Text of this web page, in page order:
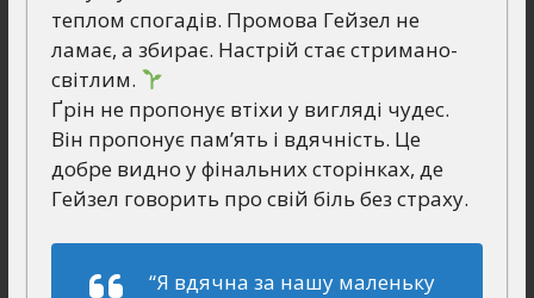
теплом спогадів. Промова Гейзел не
ламає, а збирає. Настрій стає стримано-
світлим.
Ґрін не пропонує втіхи у вигляді чудес.
Він пропонує пам’ять і вдячність. Це
добре видно у фінальних сторінках, де
Гейзел говорить про свій біль без страху.
“Я вдячна за нашу маленьку